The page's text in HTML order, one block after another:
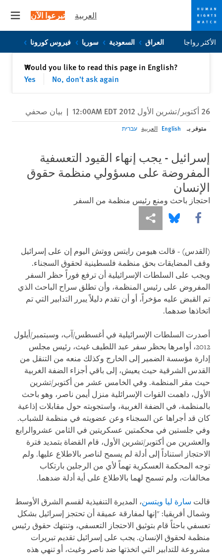
Skip
to
Skip
to
العربية تبرعوا الآن
الأكثر رواجا العراق السعودية سوريا فيروس كورونا
Would you like to read this page in English?
Yes
No, don't ask again
✕إغلاق
26 أكتوبر/تشرين الأول 2012 12:00AM EDT | بيان صحفي
متوفر بـ English العربية עברית
إسرائيل - يجب إنهاء القيود التعسفية
المفروضة على مسؤولي منظمة حقوق
الإنسان
احتجاز باحث ومنع رئيس منظمة من السفر
Share this via Facebook
Share this via Bluesky
Share this via مشاركة
(القدس) - قالت هيومن رايتس ووتش اليوم إن على إسرائيل
وقف المضايقات بحق منظمة فلسطينية لحقوق السجناء.
ويجب على السلطات الإسرائيلية أن ترفع فوراً حظر السفر
المفروض على رئيس المنظمة، وأن تطلق سراح الباحث الذي
تم القبض عليه مؤخراً، أو أن تقدم دليلاً يبرر التدابير التي تم
اتخاذها ضدهما.
أصدرت السلطات الإسرائيلية في أغسطس/آب، وسبتمبر/أيلول
2012، أوامرها بحظر سفر عبد اللطيف غيث، رئيس مجلس
إدارة مؤسسة الضمير إلى الخارج وكذلك منعه من التنقل من
القدس الشرقية حيث يعيش، إلى باقي أجزاء الضفة الغربية
حيث مقر المنظمة. وفي الخامس عشر من أكتوبر/تشرين
الأول، داهمت القوات الإسرائلية منزل أيمن ناصر، وهو باحث
بالمنظمة، في الضفة الغربية، واستجوبته حول مقابلات إذاعية
كان قد أجراها عن السجناء وعن عضويته في منظمة للشباب.
وفي جلستين في محكمتين عسكريتين في الثامن عشروالرابع
والعشرين من أكتوبر/تشرين الأول، قام القضاة بتمديد فترة
الاحتجاز استناداً إلى أدلة لم يسمح لناصر بالاطلاع عليها. ولم
توجه المحكمة العسكرية تهماً لأي من الرجلين بارتكاب
مخالفات، ولم تسمح لهما بالاطلاع على أية أدلة ضدهما.
قالت سارة ليا ويتسن، المديرة التنفيذية لقسم الشرق الأوسط
وشمال أفريقيا: "إنها لمفارقة عميقة أن تحتجز إسرائيل بشكل
تعسفي باحثاً قام بتوثيق الاحتجاز التعسفي، وتنتهك حقوق رئيس
منظمة لحقوق الإنسان. يجب على إسرائيل تقديم تبريرات
مشروعة للتدابير التي اتخذتها ضد ناصر وغيث، أو تنهي هذه